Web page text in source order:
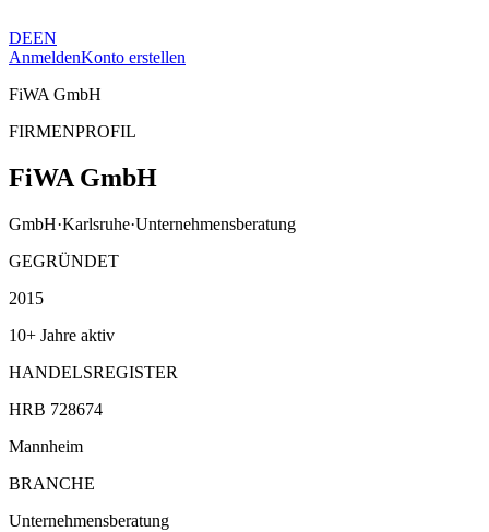
DEEN
AnmeldenKonto erstellen
FiWA GmbH
FIRMENPROFIL
FiWA GmbH
GmbH·Karlsruhe·Unternehmensberatung
GEGRÜNDET
2015
10+ Jahre aktiv
HANDELSREGISTER
HRB 728674
Mannheim
BRANCHE
Unternehmensberatung